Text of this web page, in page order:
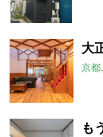
大
京都
も